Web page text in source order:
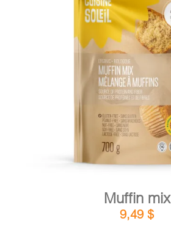
ADD TO CART
Muffin mix
9,49 $